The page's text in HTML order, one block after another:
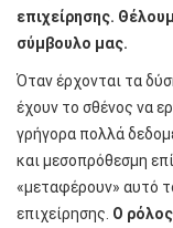
επιχείρησης.
σύμβουλο μας.
Όταν έρχονται τα
έχουν το σθένος να
γρήγορα πολλά
και μεσοπρόθεσμη
«μεταφέρουν» αυτό
επιχείρησης. Ο